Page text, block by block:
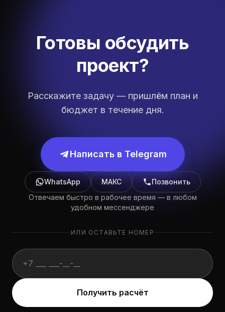
Готовы обсудить
проект?
Расскажите задачу — пришлём план и
бюджет в течение дня.
Написать в Telegram
WhatsApp МАКС
Позвонить
Отвечаем быстро в рабочее время — в любом
удобном мессенджере
ИЛИ ОСТАВЬТЕ НОМЕР
Website (не заполнять):
Получить расчёт